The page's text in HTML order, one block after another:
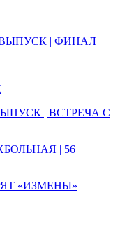
ВЫПУСК | ФИНАЛ
| ВСТРЕЧА С
| 56
«ИЗМЕНЫ»